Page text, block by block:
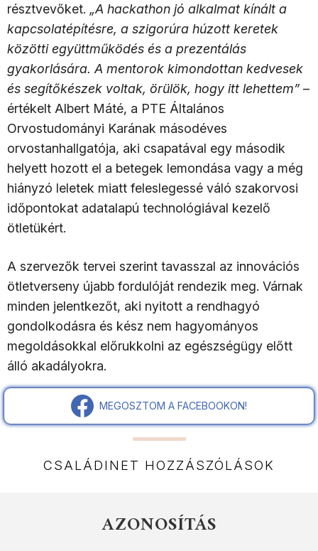
résztvevőket. „A hackathon jó alkalmat kínált a
kapcsolatépítésre, a szigorúra húzott keretek
közötti együttműködés és a prezentálás
gyakorlására. A mentorok kimondottan kedvesek
és segítőkészek voltak, örülök, hogy itt lehettem” –
értékelt Albert Máté, a PTE Általános
Orvostudományi Karának másodéves
orvostanhallgatója, aki csapatával egy második
helyett hozott el a betegek lemondása vagy a még
hiányzó leletek miatt feleslegessé váló szakorvosi
időpontokat adatalapú technológiával kezelő
ötletükért.
A szervezők tervei szerint tavasszal az innovációs
ötletverseny újabb fordulóját rendezik meg. Várnak
minden jelentkezőt, aki nyitott a rendhagyó
gondolkodásra és kész nem hagyományos
megoldásokkal előrukkolni az egészségügy előtt
álló akadályokra.
MEGOSZTOM A FACEBOOKON!
CSALÁDINET HOZZÁSZÓLÁSOK
AZONOSÍTÁS